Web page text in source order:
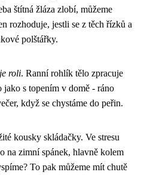
štítná žláza zlobí, můžeme
rozhoduje, jestli se z těch řízků a
polštářky.
roli. Ranní rohlík tělo zpracuje
s topením v domě - ráno
když se chystáme do peřin.
kousky skládačky. Ve stresu
na zimní spánek, hlavně kolem
To pak můžeme mít chutě